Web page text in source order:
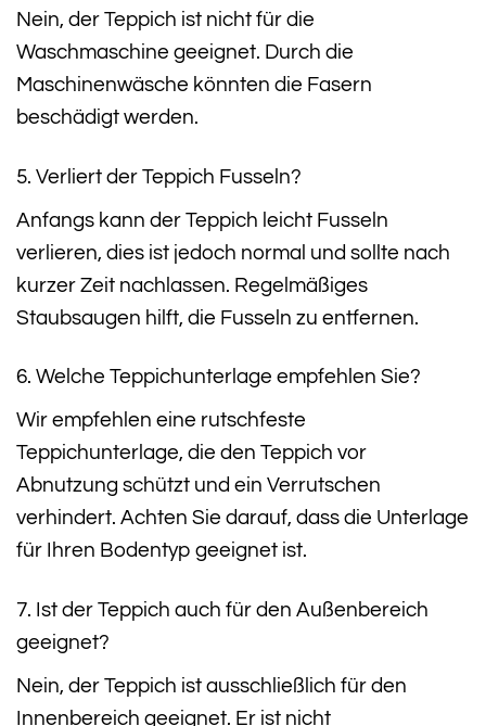
Nein, der Teppich ist nicht für die
Waschmaschine geeignet. Durch die
Maschinenwäsche könnten die Fasern
beschädigt werden.
5. Verliert der Teppich Fusseln?
Anfangs kann der Teppich leicht Fusseln
verlieren, dies ist jedoch normal und sollte nach
kurzer Zeit nachlassen. Regelmäßiges
Staubsaugen hilft, die Fusseln zu entfernen.
6. Welche Teppichunterlage empfehlen Sie?
Wir empfehlen eine rutschfeste
Teppichunterlage, die den Teppich vor
Abnutzung schützt und ein Verrutschen
verhindert. Achten Sie darauf, dass die Unterlage
für Ihren Bodentyp geeignet ist.
7. Ist der Teppich auch für den Außenbereich
geeignet?
Nein, der Teppich ist ausschließlich für den
Innenbereich geeignet. Er ist nicht